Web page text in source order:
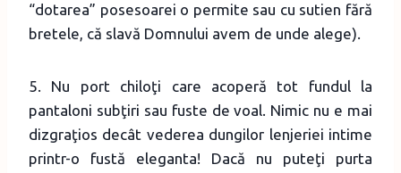
“dotarea” posesoarei o permite sau cu sutien fără
bretele, că slavă Domnului avem de unde alege).
5. Nu port chiloţi care acoperă tot fundul la
pantaloni subţiri sau fuste de voal. Nimic nu e mai
dizgraţios decât vederea dungilor lenjeriei intime
printr-o fustă eleganta! Dacă nu puteţi purta